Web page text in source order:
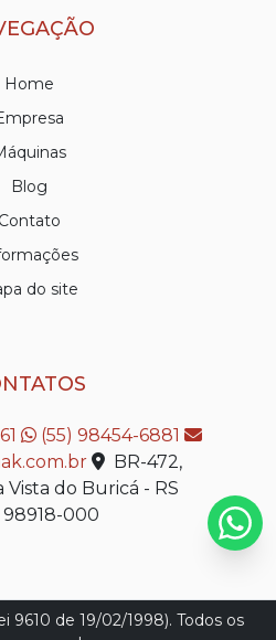
Home
Blog
Contato
do site
(55) 98454-6881
BR-472,
Vista do Buricá - RS
98918-000
9610 de 19/02/1998). Todos os